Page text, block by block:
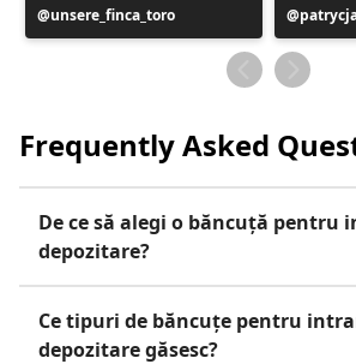
Postare
publicată
unsere_finca_toro
Postare
de
Frequently Asked
De ce să alegi o băncuță pentru
depozitare?
Ce tipuri de băncuțe pentru
depozitare găsesc?